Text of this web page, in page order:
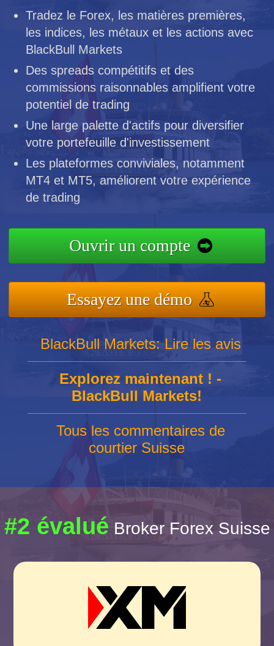
Tradez le Forex, les matières premières,
les indices, les métaux et les actions avec
BlackBull Markets
Des spreads compétitifs et des
commissions raisonnables amplifient votre
potentiel de trading
Une large palette d'actifs pour diversifier
votre portefeuille d'investissement
Les plateformes conviviales, notamment
MT4 et MT5, améliorent votre expérience
de trading
Ouvrir un compte
Essayez une démo
BlackBull Markets: Lire les avis
Explorez maintenant ! -
BlackBull Markets!
Tous les commentaires de
courtier Suisse
#2 évalué Broker Forex Suisse